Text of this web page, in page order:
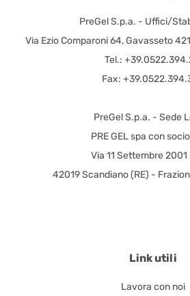
PreGel S.p.a. - Uffici/
Via Ezio Comparoni 64, Gavasseto
Tel.:
Fax:
PreGel S.p.a. - Sede
PRE GEL spa con
Via 11 Settembre
42019 Scandiano (RE) -
Link utili
Lavora con noi